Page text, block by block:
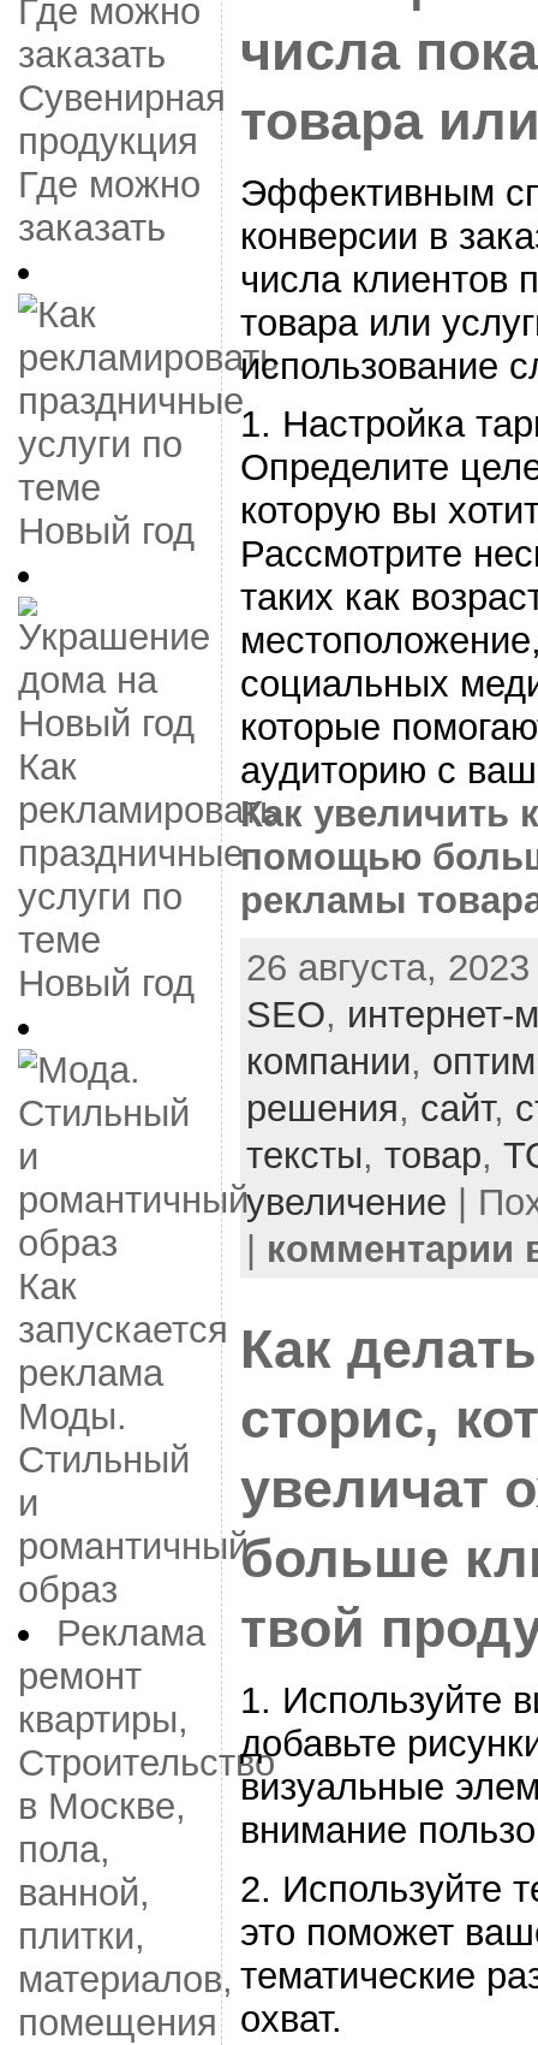
Сувенирная
продукция
Где можно
заказать
Как
рекламировать
праздничные
услуги по
теме
Новый год
Как
запускается
реклама
Моды.
Стильный
и
романтичный
образ
Реклама
ремонт
квартиры,
Строительство
в Москве,
пола,
ванной,
плитки,
материалов,
помещения
числа
товара
Эффективным
конверсии в
числа клиентов
товара или
использование
1. Настройка
Определите
которую вы
Рассмотрите
таких как
социальных
которые
аудиторию с
Как увеличить
помощью
рекламы
26 августа,
SEO, интернет-
компании,
решения, сайт,
тексты, товар,
увеличение |
Как
сторис,
увеличат
больше
твой
1. Используйте
добавьте
визуальные
внимание
2. Используйте
это поможет
тематические
охват.